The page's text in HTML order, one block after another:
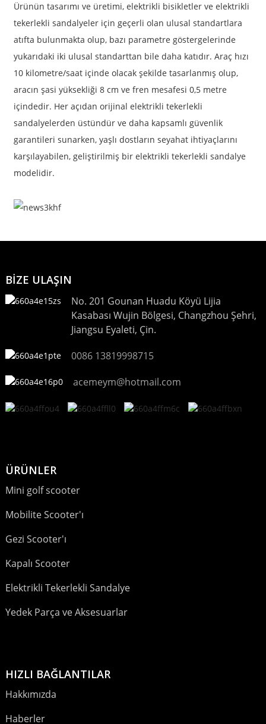
Ürünün tasarımı ve üretimi, elektrikli bisikletler ve elektrikli
tekerlekli sandalyeler için geçerli olan ulusal standartlara
atıfta bulunmakta olup, bazı parametre göstergelerinde
yukarıdaki iki ulusal standarttan bile daha katıdır. Araç hızı
10 kilometre/saat içinde olacak şekilde tasarlanmış olup,
aracın şasi yüksekliği 8 cm ve fren mesafesi 0,5 metre
içindedir. Her açıdan orijinal elektrikli tekerlekli
sandalyelerden üstündür ve daha kapsamlı güvenlik
garantileri sunarken, yaşlı dostların seyahat ihtiyaçlarını
karşılayabilen, geliştirilmiş bir elektrikli tekerlekli sandalye
modelidir.
BİZE ULAŞIN
No. 201 Gounan Huadu Köyü Lijia
Kasabası Wujin Bölgesi, Changzhou Şehri,
Jiangsu Eyaleti, Çin.
0086 13819998715
acemeym@hotmail.com
ÜRÜNLER
Mini golf scooter
Mobilite Scooter'ı
Gezi Scooter'ı
Kapalı Scooter
Elektrikli Tekerlekli Sandalye
Yedek Parça ve Aksesuarlar
HIZLI BAĞLANTILAR
Hakkımızda
Haberler